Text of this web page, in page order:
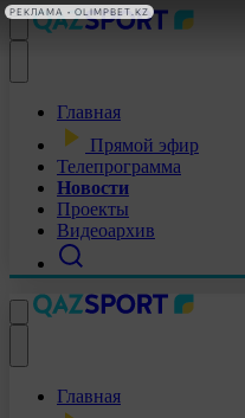
Главная
Прямой эфир
Телепрограмма
Новости
Проекты
Видеоархив
Главная
РЕКЛАМА • OLIMPBET.KZ